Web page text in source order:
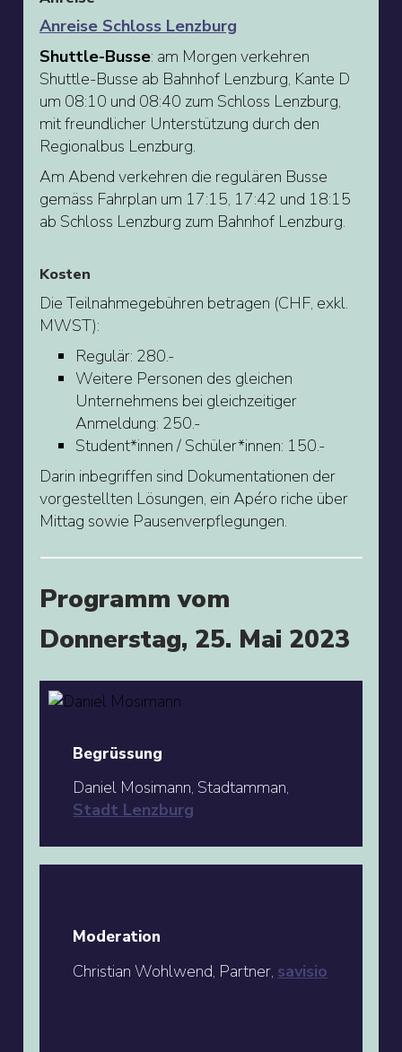
Anreise Schloss Lenzburg
Shuttle-Busse: am Morgen verkehren
Shuttle-Busse ab Bahnhof Lenzburg, Kante D
um 08:10 und 08:40 zum Schloss Lenzburg,
mit freundlicher Unterstützung durch den
Regionalbus Lenzburg.
Am Abend verkehren die regulären Busse
gemäss Fahrplan um 17:15, 17:42 und 18:15
ab Schloss Lenzburg zum Bahnhof Lenzburg.
Kosten
Die Teilnahmegebühren betragen (CHF, exkl.
MWST):
Regulär: 280.-
Weitere Personen des gleichen
Unternehmens bei gleichzeitiger
Anmeldung: 250.-
Student*innen / Schüler*innen: 150.-
Darin inbegriffen sind Dokumentationen der
vorgestellten Lösungen, ein Apéro riche über
Mittag sowie Pausenverpflegungen.
Programm vom
Donnerstag, 25. Mai 2023
Begrüssung
Daniel Mosimann, Stadtamman,
Stadt Lenzburg
Moderation
Christian Wohlwend, Partner, savisio